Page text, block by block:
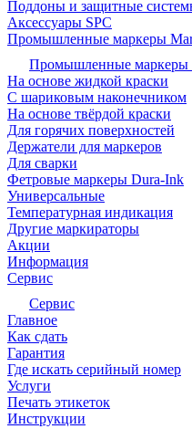
Поддоны и защитные
Аксессуары SPC
Промышленные маркеры
Промышленные маркеры
На основе жидкой краски
С шариковым наконечником
На основе твёрдой краски
Для горячих поверхностей
Держатели для маркеров
Для сварки
Фетровые маркеры Dura-Ink
Универсальные
Температурная индикация
Другие маркираторы
Акции
Информация
Сервис
Сервис
Главное
Как сдать
Гарантия
Где искать серийный номер
Услуги
Печать этикеток
Инструкции